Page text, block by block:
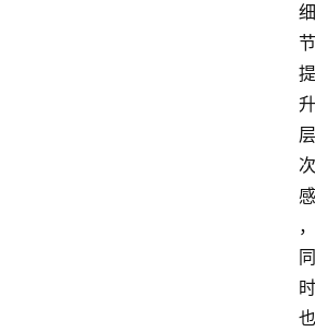
细
节
提
升
层
次
感
，
同
时
也